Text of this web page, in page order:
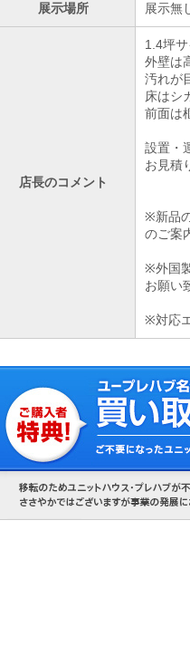
展示場所 展示無
店長のコメント
1.4坪サ
外壁は
汚れが
床はシ
前面は
設置・
お見積
※新品
のご案
※外国
お願い
※対応